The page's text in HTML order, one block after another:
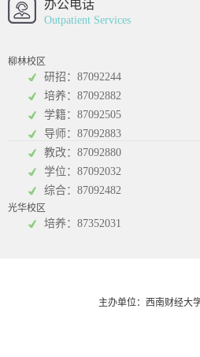
工商管理学院
办公电话
Outpatient Services
柳林校区
研招：87092244
培养：87092882
学籍：87092505
导师：87092883
教改：87092880
学位：87092032
综合：87092482
光华校区
培养：87352031
主办单位：西南财经大